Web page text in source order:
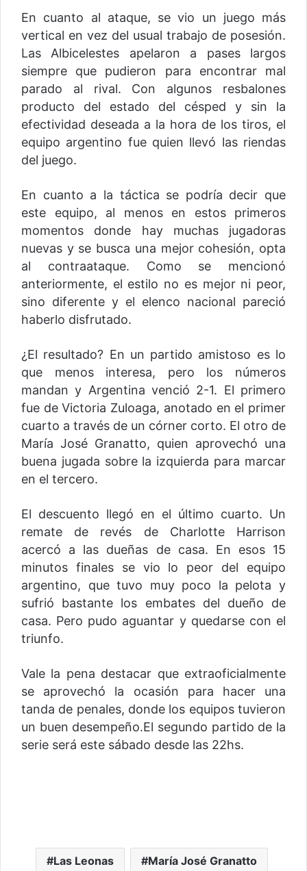
En cuanto al ataque, se vio un juego más
vertical en vez del usual trabajo de posesión.
Las Albicelestes apelaron a pases largos
siempre que pudieron para encontrar mal
parado al rival. Con algunos resbalones
producto del estado del césped y sin la
efectividad deseada a la hora de los tiros, el
equipo argentino fue quien llevó las riendas
del juego.
En cuanto a la táctica se podría decir que
este equipo, al menos en estos primeros
momentos donde hay muchas jugadoras
nuevas y se busca una mejor cohesión, opta
al contraataque. Como se mencionó
anteriormente, el estilo no es mejor ni peor,
sino diferente y el elenco nacional pareció
haberlo disfrutado.
¿El resultado? En un partido amistoso es lo
que menos interesa, pero los números
mandan y Argentina venció 2-1. El primero
fue de Victoria Zuloaga, anotado en el primer
cuarto a través de un córner corto. El otro de
María José Granatto, quien aprovechó una
buena jugada sobre la izquierda para marcar
en el tercero.
El descuento llegó en el último cuarto. Un
remate de revés de Charlotte Harrison
acercó a las dueñas de casa. En esos 15
minutos finales se vio lo peor del equipo
argentino, que tuvo muy poco la pelota y
sufrió bastante los embates del dueño de
casa. Pero pudo aguantar y quedarse con el
triunfo.
Vale la pena destacar que extraoficialmente
se aprovechó la ocasión para hacer una
tanda de penales, donde los equipos tuvieron
un buen desempeño.El segundo partido de la
serie será este sábado desde las 22hs.
Las Leonas María José Granatto